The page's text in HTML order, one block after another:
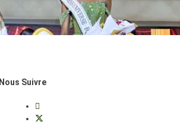
Nous Suivre